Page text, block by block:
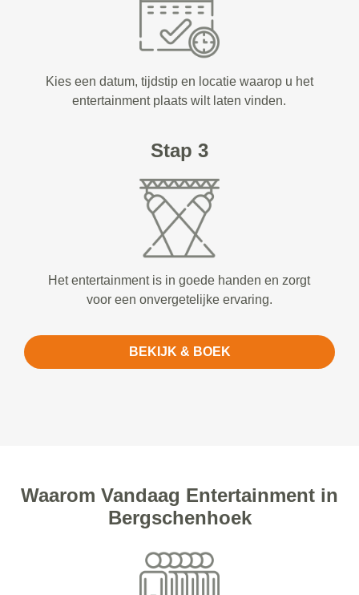
Kies een datum, tijdstip en locatie waarop u het
entertainment plaats wilt laten vinden.
Stap 3
Het entertainment is in goede handen en zorgt
voor een onvergetelijke ervaring.
BEKIJK & BOEK
Waarom Vandaag Entertainment in
Bergschenhoek